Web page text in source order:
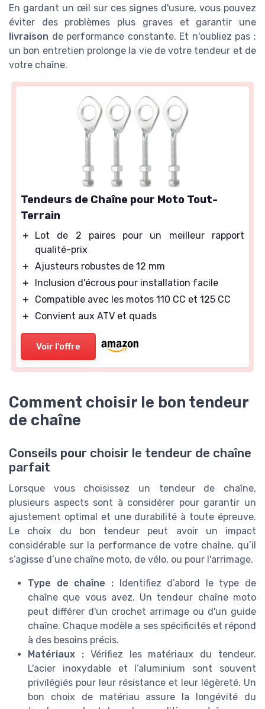
En gardant un œil sur ces signes d'usure, vous pouvez
éviter des problèmes plus graves et garantir une
livraison de performance constante. Et n'oubliez pas :
un bon entretien prolonge la vie de votre tendeur et de
votre chaîne.
Tendeurs de Chaîne pour Moto Tout-
Terrain
＋
Lot de 2 paires pour un meilleur rapport
qualité-prix
＋ Ajusteurs robustes de 12 mm
＋
Inclusion d'écrous pour installation facile
＋
Compatible avec les motos 110 CC et 125 CC
＋
Convient aux ATV et quads
Voir l'offre
Comment choisir le bon tendeur
de chaîne
Conseils pour choisir le tendeur de chaîne
parfait
Lorsque vous choisissez un tendeur de chaîne,
plusieurs aspects sont à considérer pour garantir un
ajustement optimal et une durabilité à toute épreuve.
Le choix du bon tendeur peut avoir un impact
considérable sur la performance de votre chaîne, qu’il
s’agisse d’une chaîne moto, de vélo, ou pour l'arrimage.
Type de chaîne :Identifiez d’abord le type de
chaîne que vous avez. Un tendeur chaîne moto
peut différer d'un crochet arrimage ou d'un guide
chaîne. Chaque modèle a ses spécificités et répond
à des besoins précis.
Matériaux :Vérifiez les matériaux du tendeur.
L'acier inoxydable et l’aluminium sont souvent
privilégiés pour leur résistance et leur légèreté. Un
bon choix de matériau assure la longévité du